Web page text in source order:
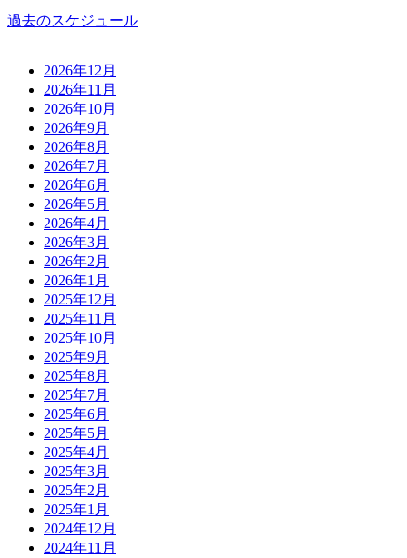
過去のスケジュール
2026年12月
2026年11月
2026年10月
2026年9月
2026年8月
2026年7月
2026年6月
2026年5月
2026年4月
2026年3月
2026年2月
2026年1月
2025年12月
2025年11月
2025年10月
2025年9月
2025年8月
2025年7月
2025年6月
2025年5月
2025年4月
2025年3月
2025年2月
2025年1月
2024年12月
2024年11月